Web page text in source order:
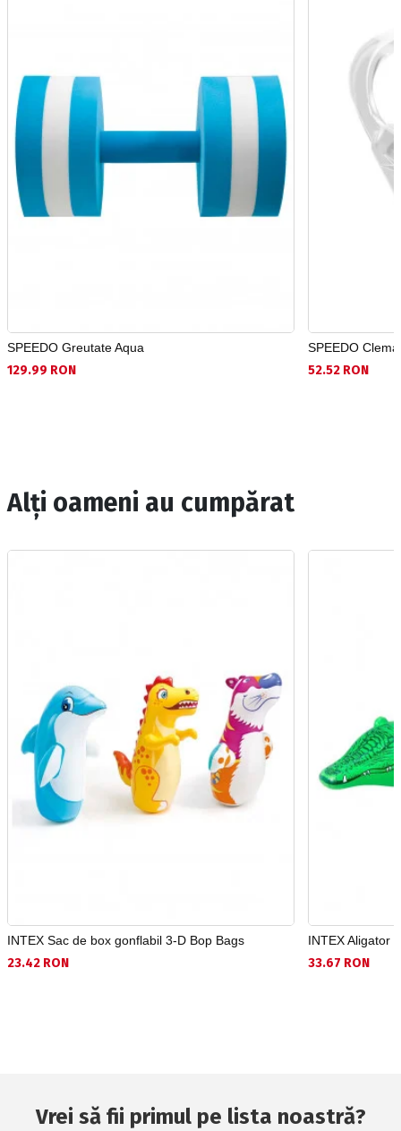
SPEEDO Greutate Aqua
129.99 RON
SPEEDO
52.52 RON
Alți oameni au cumpărat
INTEX Sac de box gonflabil 3-D Bop Bags
23.42 RON
INTEX Aligator
33.67 RON
Vrei să fii primul pe lista noastră?